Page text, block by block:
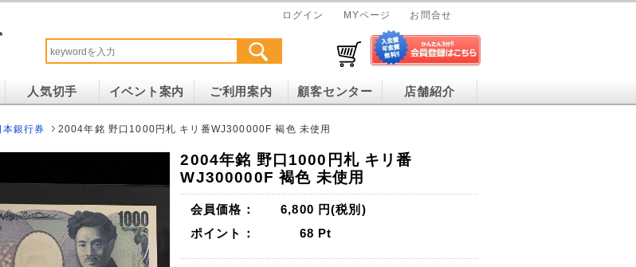
ログイン MYページ お問合せ
人気切手 イベント案内 ご利用案内 顧客センター 店舗紹介
本銀行券 2004年銘 野口1000円札 キリ番WJ300000F 褐色 未使用
2004年銘 野口1000円札 キリ番
WJ300000F 褐色 未使用
会員価格： 6,800 円(税別)
ポイント：
68 Pt